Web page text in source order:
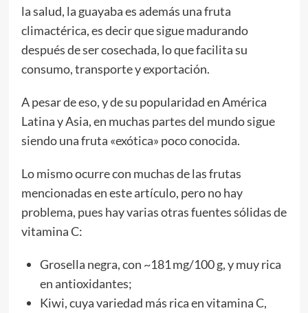
la salud, la guayaba es además una fruta
climactérica, es decir que sigue madurando
después de ser cosechada, lo que facilita su
consumo, transporte y exportación.
A pesar de eso, y de su popularidad en América
Latina y Asia, en muchas partes del mundo sigue
siendo una fruta «exótica» poco conocida.
Lo mismo ocurre con muchas de las frutas
mencionadas en este artículo, pero no hay
problema, pues hay varias otras fuentes sólidas de
vitamina C:
Grosella negra, con ~181 mg/100 g, y muy rica
en antioxidantes;
Kiwi, cuya variedad más rica en vitamina C,